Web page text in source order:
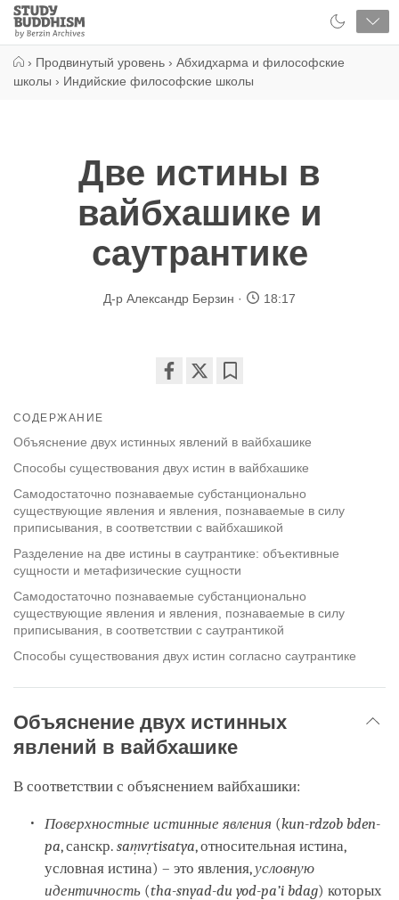
Close
Study
Buddhism
› Продвинутый уровень › Абхидхарма и философские
школы › Индийские философские школы
Две истины в
вайбхашике и
саутрантике
Д-р Александр Берзин 18:17
СОДЕРЖАНИЕ
Объяснение двух истинных явлений в вайбхашике
Способы существования двух истин в вайбхашике
Самодостаточно познаваемые субстанционально
существующие явления и явления, познаваемые в силу
приписывания, в соответствии с вайбхашикой
Разделение на две истины в саутрантике: объективные
сущности и метафизические сущности
Самодостаточно познаваемые субстанционально
существующие явления и явления, познаваемые в силу
приписывания, в соответствии с саутрантикой
Способы существования двух истин согласно саутрантике
Объяснение двух истинных
явлений в вайбхашике
В соответствии с объяснением вайбхашики:
Поверхностные истинные явления (kun-rdzob bden-
pa, санскр.saṃvṛtisatya, относительная истина,
условная истина) – это явления,условную
идентичность (tha-snyad-du yod-pa’i bdag) которых